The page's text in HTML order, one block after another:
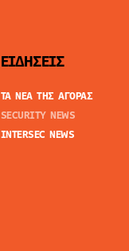
ΕΙΔΗΣΕΙΣ
ΤΑ ΝΕΑ ΤΗΣ ΑΓΟΡΑΣ
SECURITY NEWS
INTERSEC NEWS